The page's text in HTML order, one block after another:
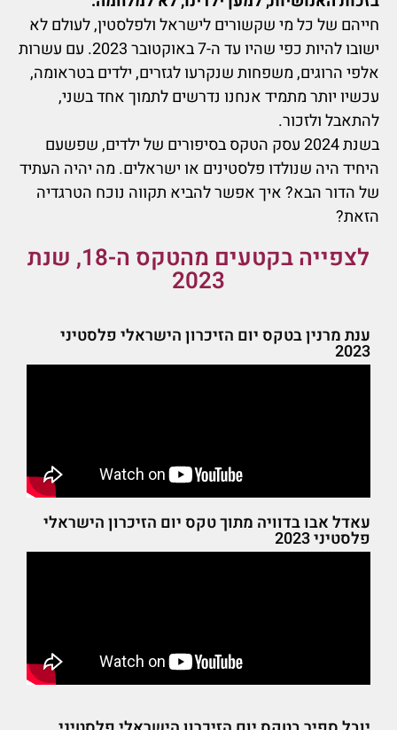
חייהם של כל מי שקשורים לישראל ולפלסטין, לעולם לא
ישובו להיות כפי שהיו עד ה-7 באוקטובר 2023. עם עשרות
אלפי הרוגים, משפחות שנקרעו לגזרים, ילדים בטראומה,
עכשיו יותר מתמיד אנחנו נדרשים לתמוך אחד בשני,
להתאבל ולזכור.
בשנת 2024 עסק הטקס
בסיפורים של ילדים,שפשעם
היחיד היה שנולדו פלסטינים או ישראלים. מה יהיה העתיד
של הדור הבא? איך אפשר להביא תקווה נוכח הטרגדיה
הזאת?
לצפייה בקטעים מהטקס ה-18, שנת
2023
ענת מרנין בטקס יום הזיכרון הישראלי פלסטיני
2023
עאדל אבו בדוויה מתוך טקס יום הזיכרון הישראלי
פלסטיני 2023